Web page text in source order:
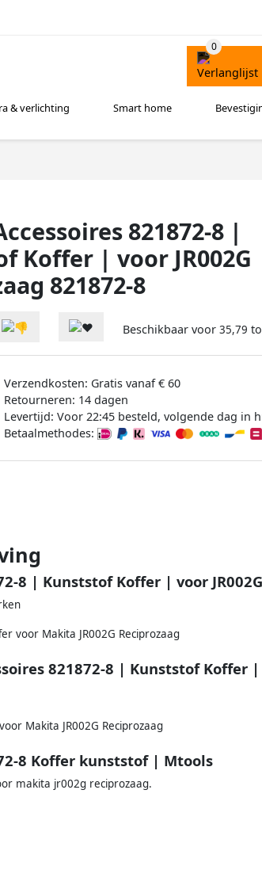
& verlichting Smart home
821872-8 |
Koffer | voor JR002G
821872-8
Beschikbaar voor 35,79
Verzendkosten: Gratis vanaf € 60
Retourneren: 14 dagen
Levertijd: Voor 22:45 besteld, volgende dag in
Betaalmethodes:
8 | Kunststof Koffer | voor
voor Makita JR002G Reciprozaag
821872-8 | Kunststof Koffer |
Makita JR002G Reciprozaag
8 Koffer kunststof | Mtools
makita jr002g reciprozaag.